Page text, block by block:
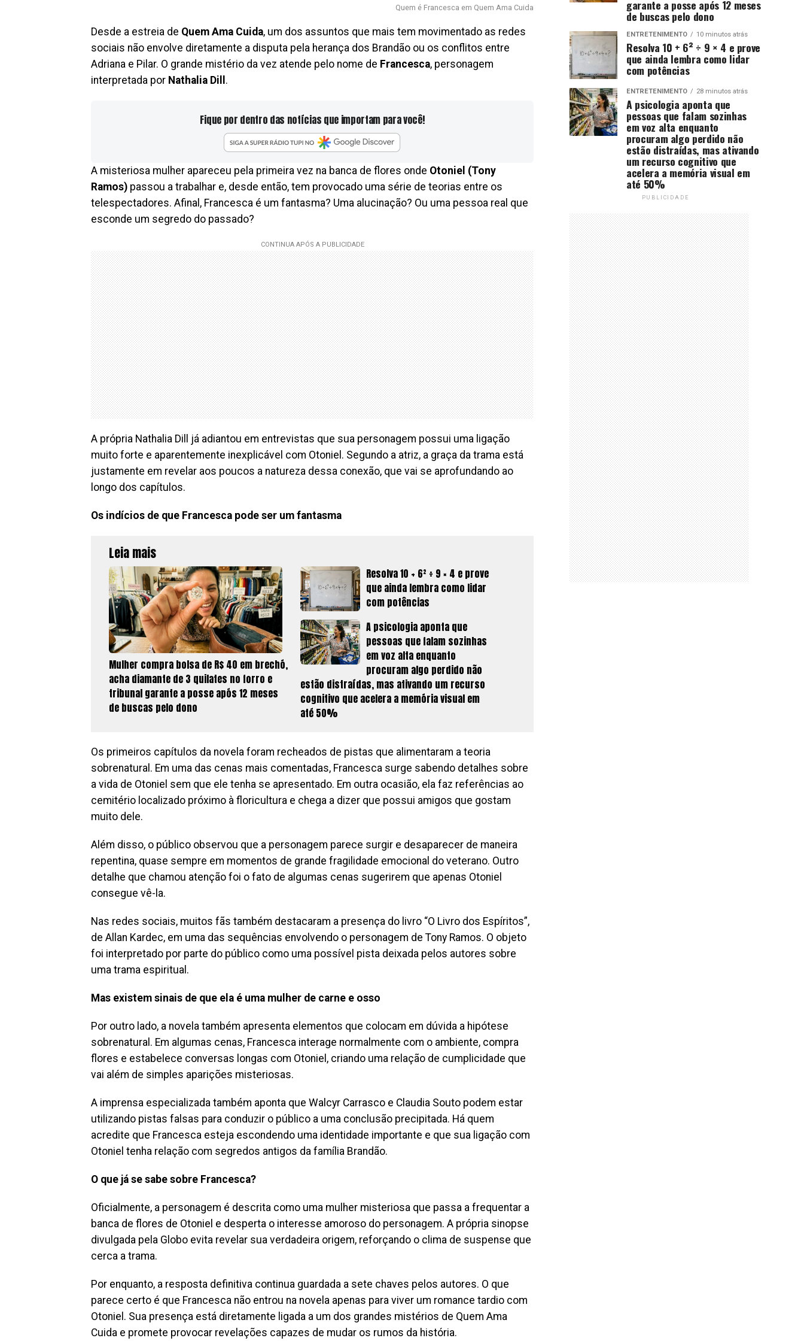
Quem é Francesca em Quem Ama Cuida
Desde a estreia de Quem Ama Cuida, um dos assuntos que mais tem movimentado as redes
sociais não envolve diretamente a disputa pela herança dos Brandão ou os conflitos entre
Adriana e Pilar. O grande mistério da vez atende pelo nome de Francesca, personagem
interpretada por Nathalia Dill .
Fique por dentro das notícias que importam para você!
A misteriosa mulher apareceu pela primeira vez na banca de flores onde Otoniel (Tony
Ramos) passou a trabalhar e, desde então, tem provocado uma série de teorias entre os
telespectadores. Afinal, Francesca é um fantasma? Uma alucinação? Ou uma pessoa real que
esconde um segredo do passado?
A própria Nathalia Dill já adiantou em entrevistas que sua personagem possui uma ligação
muito forte e aparentemente inexplicável com Otoniel. Segundo a atriz, a graça da trama está
justamente em revelar aos poucos a natureza dessa conexão, que vai se aprofundando ao
longo dos capítulos.
Os indícios de que Francesca pode ser um fantasma
Leia mais
Mulher compra bolsa de R$ 40 em brechó,
acha diamante de 3 quilates no forro e
tribunal garante a posse após 12 meses
de buscas pelo dono
Resolva 10 + 6² ÷ 9 × 4 e prove
que ainda lembra como lidar
com potências
A psicologia aponta que
pessoas que falam sozinhas
em voz alta enquanto
procuram algo perdido não
estão distraídas, mas ativando um recurso
cognitivo que acelera a memória visual em
até 50%
Os primeiros capítulos da novela foram recheados de pistas que alimentaram a teoria
sobrenatural. Em uma das cenas mais comentadas, Francesca surge sabendo detalhes sobre
a vida de Otoniel sem que ele tenha se apresentado. Em outra ocasião, ela faz referências ao
cemitério localizado próximo à floricultura e chega a dizer que possui amigos que gostam
muito dele.
Além disso, o público observou que a personagem parece surgir e desaparecer de maneira
repentina, quase sempre em momentos de grande fragilidade emocional do veterano. Outro
detalhe que chamou atenção foi o fato de algumas cenas sugerirem que apenas Otoniel
consegue vê-la.
Nas redes sociais, muitos fãs também destacaram a presença do livro “O Livro dos Espíritos”,
de Allan Kardec, em uma das sequências envolvendo o personagem de Tony Ramos. O objeto
foi interpretado por parte do público como uma possível pista deixada pelos autores sobre
uma trama espiritual.
Mas existem sinais de que ela é uma mulher de carne e osso
Por outro lado, a novela também apresenta elementos que colocam em dúvida a hipótese
sobrenatural. Em algumas cenas, Francesca interage normalmente com o ambiente, compra
flores e estabelece conversas longas com Otoniel, criando uma relação de cumplicidade que
vai além de simples aparições misteriosas.
A imprensa especializada também aponta que Walcyr Carrasco e Claudia Souto podem estar
utilizando pistas falsas para conduzir o público a uma conclusão precipitada. Há quem
acredite que Francesca esteja escondendo uma identidade importante e que sua ligação com
Otoniel tenha relação com segredos antigos da família Brandão.
O que já se sabe sobre Francesca?
Oficialmente, a personagem é descrita como uma mulher misteriosa que passa a frequentar a
banca de flores de Otoniel e desperta o interesse amoroso do personagem. A própria sinopse
divulgada pela Globo evita revelar sua verdadeira origem, reforçando o clima de suspense que
cerca a trama.
Por enquanto, a resposta definitiva continua guardada a sete chaves pelos autores. O que
parece certo é que Francesca não entrou na novela apenas para viver um romance tardio com
Otoniel. Sua presença está diretamente ligada a um dos grandes mistérios de Quem Ama
Cuida e promete provocar revelações capazes de mudar os rumos da história.
garante a posse após 12 meses
de buscas pelo dono
ENTRETENIMENTO 10 minutos atrás
Resolva 10 + 6² ÷ 9 × 4 e prove
que ainda lembra como lidar
com potências
ENTRETENIMENTO 28 minutos atrás
A psicologia aponta que
pessoas que falam sozinhas
em voz alta enquanto
procuram algo perdido não
estão distraídas, mas ativando
um recurso cognitivo que
acelera a memória visual em
até 50%
PUBLICIDADE